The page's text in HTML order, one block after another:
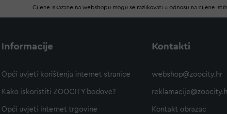
Cijene iskazane na webshopu mogu se razlikovati u odnosu na cijene
Informacije
Opći uvjeti korištenja internet stranice
Kako iskoristiti ZOOCITY bodove?
Opći uvjeti internet trgovine
Kontakti
webshop@zoocity.hr
Kontakt obrazac